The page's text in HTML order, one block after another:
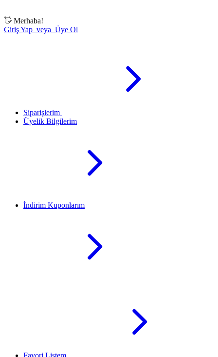
👋 Merhaba!
Giriş Yap veya Üye Ol
Siparişlerim
Üyelik Bilgilerim
İndirim Kuponlarım
Favori Listem